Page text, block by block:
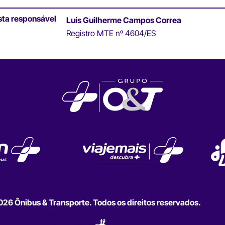
responsável
Luís Guilherme Campos Correa
Registro MTE nº 4604/ES
Ônibus & Transporte. Todos os direitos reservados.